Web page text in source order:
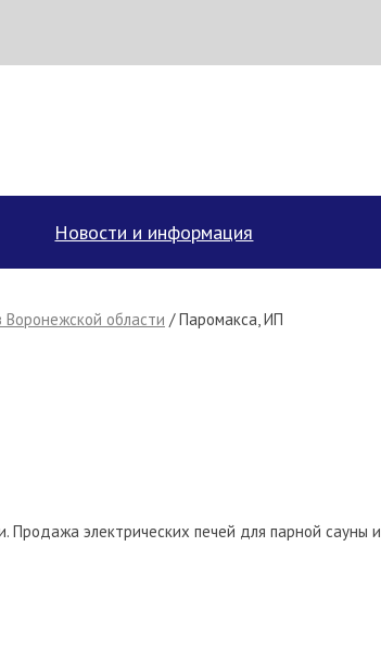
Новости и информация
области / Паромакса, ИП
Продажа электрических печей для парной сауны и